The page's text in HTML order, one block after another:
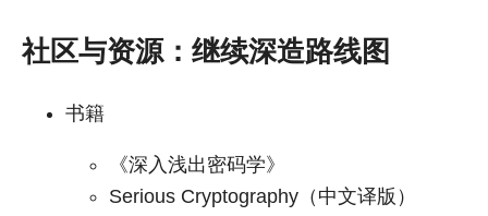
社区与资源：继续深造路线图
书籍
《深入浅出密码学》
Serious Cryptography（中文译版）